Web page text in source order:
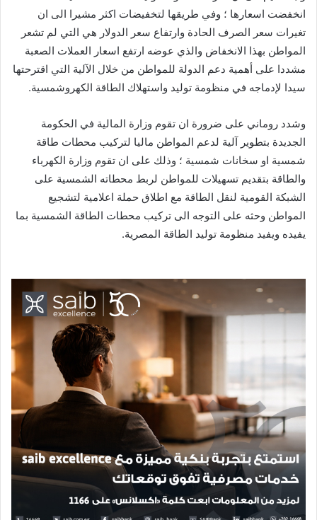
انخفضت اسعارها ؛ وفي طريقها لتخفيضات اكثر مشيرا الى ان
تغيرات سعر الصرف الحادة وارتفاع سعر الدولار هي التي لم تشعر
المواطن بهذا الانخفاض والذي عوضه ارتفع اسعار العملات الصعبة
مشددا على أهمية دعم الدولة للمواطن من خلال الآلية التي اقترحتها
سيدا لإدماجه في منظومة توليد واستهلاك الطاقة الكهروشمسية.
وشدد روماني على ضرورة ان تقوم وزارة المالية في الحكومة
الجديدة بتطوير آلية لدعم المواطن ماليا لتركيب محطات طاقة
شمسية او سخانات شمسية ؛ وذلك على ان تقوم وزارة الكهرباء
والطاقة بتقديم تسهيلات للمواطن لربط محطاته الشمسية على
الشبكة القومية لنقل الطاقة مع اطلاق حملة اعلامية لتشجيع
المواطن وحثه على التوجه الى تركيب محطات الطاقة الشمسية بما
يفيده ويفيد منظومة توليد الطاقة المصرية.